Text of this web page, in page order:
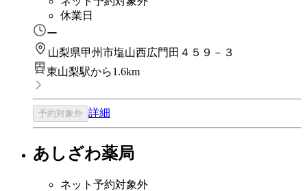
休業日
ー
山梨県甲州市塩山西広門田４５９－３
東山梨駅から1.6km
予約対象外 詳細
あしざわ薬局
ネット予約対象外